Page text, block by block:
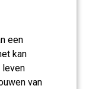
een
kan
leven
van